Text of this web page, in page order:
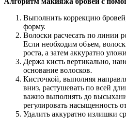
Выполнить коррекцию
форму.
Волоски расчесать по линии
Если необходим объем,
роста, а затем аккуратно
Держа кисть вертикально,
основание волосков.
Кисточкой, выполняя
вниз, растушевать по всей
важно выполнять до
регулировать насыщенность
Удалить аккуратно излишки